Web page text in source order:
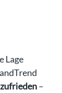
Lage
–